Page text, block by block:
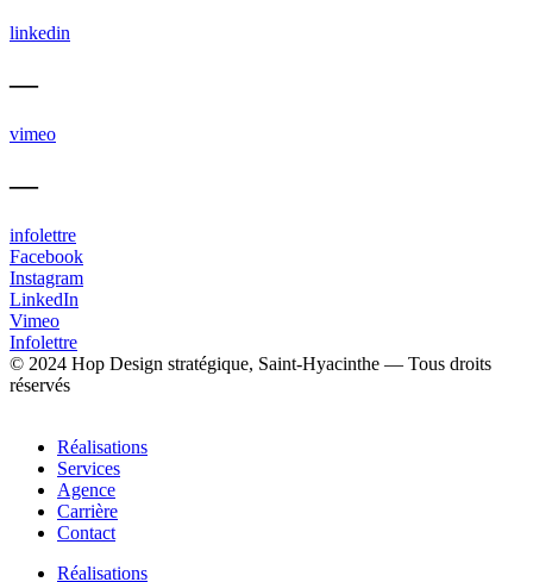
linkedin
—
vimeo
—
infolettre
Facebook
Instagram
LinkedIn
Vimeo
Infolettre
© 2024 Hop Design stratégique, Saint-Hyacinthe — Tous droits
réservés
Réalisations
Services
Agence
Carrière
Contact
Réalisations